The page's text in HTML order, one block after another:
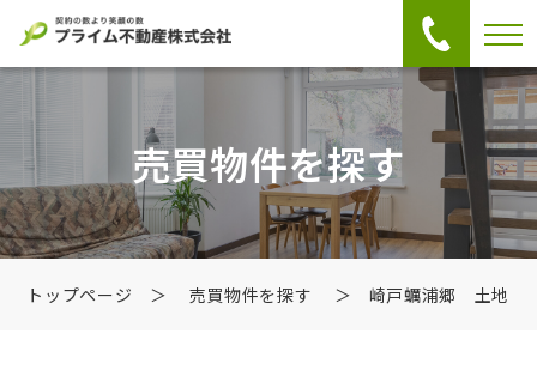
売買物件を探す
トップページ ＞ 売買物件を探す ＞ 崎戸蠣浦郷 土地